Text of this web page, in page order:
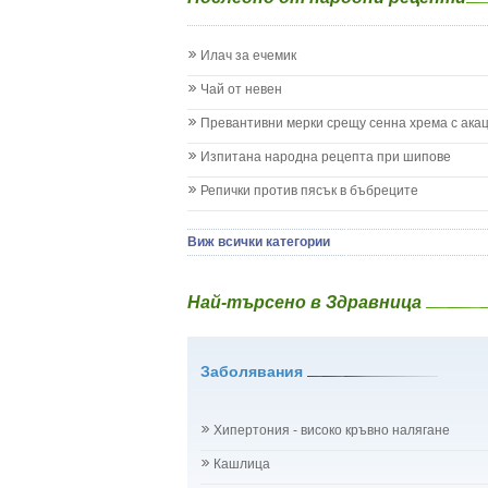
Запек на бебето и детето
Кашлица при бебето и детето
Колики
Менингит
Млечница
Нощно напикаване - енуреза
Плач
Проблеми с очите на бебето и детето
Рубеола
Температура - висока
Илач за ечемик
Чай от невен
Превантивни мерки срещу сенна хрема с
Изпитана народна рецепта при шипове
Репички против пясък в бъбреците
Виж всички категории
Най-търсено в Здравница
Заболявания
Хипертония - високо кръвно налягане
Кашлица